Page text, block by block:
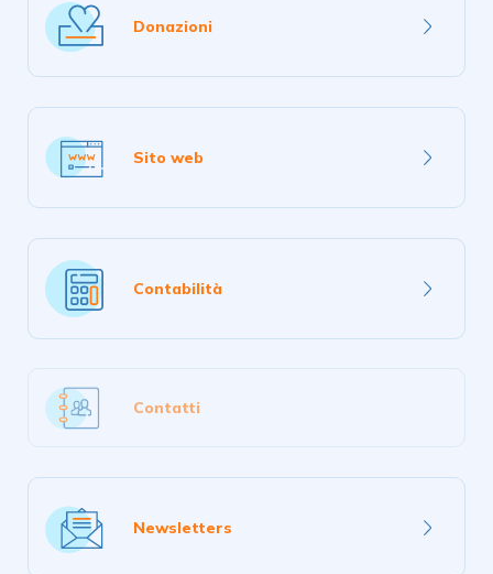
Donazioni
di
Sito web
di
Contabilità
di
Contatti
Newsletters
di